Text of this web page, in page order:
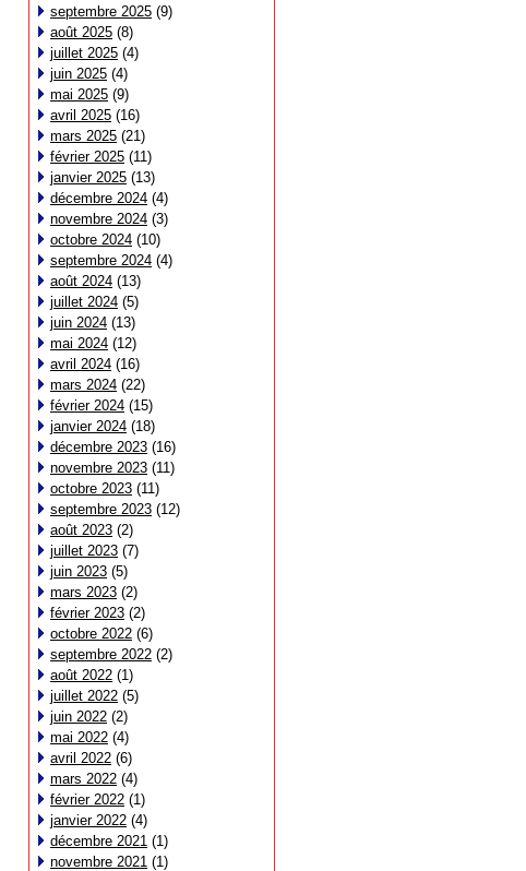
septembre 2025 (9)
août 2025 (8)
juillet 2025 (4)
juin 2025 (4)
mai 2025 (9)
avril 2025 (16)
mars 2025 (21)
février 2025 (11)
janvier 2025 (13)
décembre 2024 (4)
novembre 2024 (3)
octobre 2024 (10)
septembre 2024 (4)
août 2024 (13)
juillet 2024 (5)
juin 2024 (13)
mai 2024 (12)
avril 2024 (16)
mars 2024 (22)
février 2024 (15)
janvier 2024 (18)
décembre 2023 (16)
novembre 2023 (11)
octobre 2023 (11)
septembre 2023 (12)
août 2023 (2)
juillet 2023 (7)
juin 2023 (5)
mars 2023 (2)
février 2023 (2)
octobre 2022 (6)
septembre 2022 (2)
août 2022 (1)
juillet 2022 (5)
juin 2022 (2)
mai 2022 (4)
avril 2022 (6)
mars 2022 (4)
février 2022 (1)
janvier 2022 (4)
décembre 2021 (1)
novembre 2021 (1)